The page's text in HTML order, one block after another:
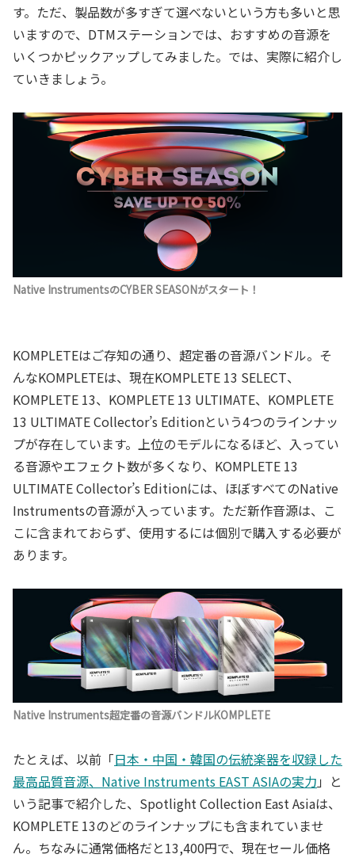
す。ただ、製品数が多すぎて選べないという方も多いと思
いますので、DTMステーションでは、おすすめの音源を
いくつかピックアップしてみました。では、実際に紹介し
ていきましょう。
Native InstrumentsのCYBER SEASONがスタート！
KOMPLETEはご存知の通り、超定番の音源バンドル。そ
んなKOMPLETEは、現在KOMPLETE 13 SELECT、
KOMPLETE 13、KOMPLETE 13 ULTIMATE、KOMPLETE
13 ULTIMATE Collector’s Editionという4つのラインナッ
プが存在しています。上位のモデルになるほど、入ってい
る音源やエフェクト数が多くなり、KOMPLETE 13
ULTIMATE Collector’s Editionには、ほぼすべてのNative
Instrumentsの音源が入っています。ただ新作音源は、こ
こに含まれておらず、使用するには個別で購入する必要が
あります。
Native Instruments超定番の音源バンドルKOMPLETE
たとえば、以前「日本・中国・韓国の伝統楽器を収録した
最高品質音源、Native Instruments EAST ASIAの実力 」と
いう記事で紹介した、Spotlight Collection East Asiaは、
KOMPLETE 13のどのラインナップにも含まれていませ
ん。ちなみに通常価格だと13,400円で、現在セール価格